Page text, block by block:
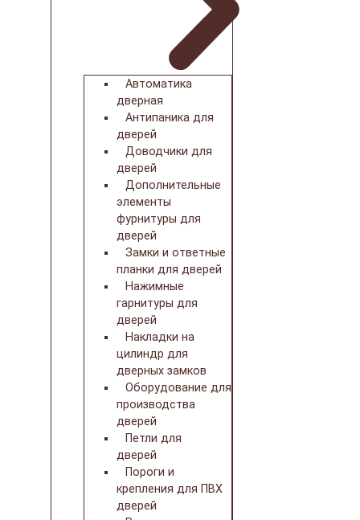
Автоматика
дверная
Антипаника для
дверей
Доводчики для
дверей
Дополнительные
элементы
фурнитуры для
дверей
Замки и ответные
планки для дверей
Нажимные
гарнитуры для
дверей
Накладки на
цилиндр для
дверных замков
Оборудование для
производства
дверей
Петли для
дверей
Пороги и
крепления для ПВХ
дверей